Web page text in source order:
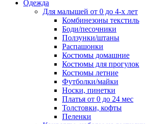
Одежда
Для малышей от 0 до 4-х лет
Комбинезоны текстиль
Боди/песочники
Ползунки/штаны
Распашонки
Костюмы домашние
Костюмы для прогулок
Костюмы летние
Футболки/майки
Носки, пинетки
Платья от 0 до 24 мес
Толстовки, кофты
Пеленки